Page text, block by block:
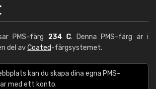
PMS-färg 234 C. Denna PMS-färg är i
del avCoated-färgsystemet.
kan du skapa dina egna PMS-
med ett konto.